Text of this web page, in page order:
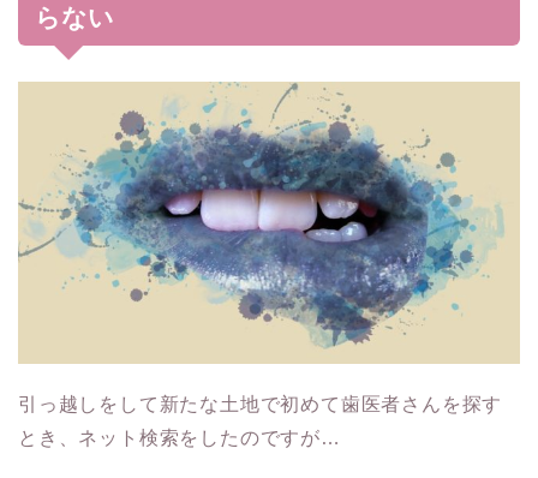
らない
引っ越しをして新たな土地で初めて歯医者さんを探す
とき、ネット検索をしたのですが…